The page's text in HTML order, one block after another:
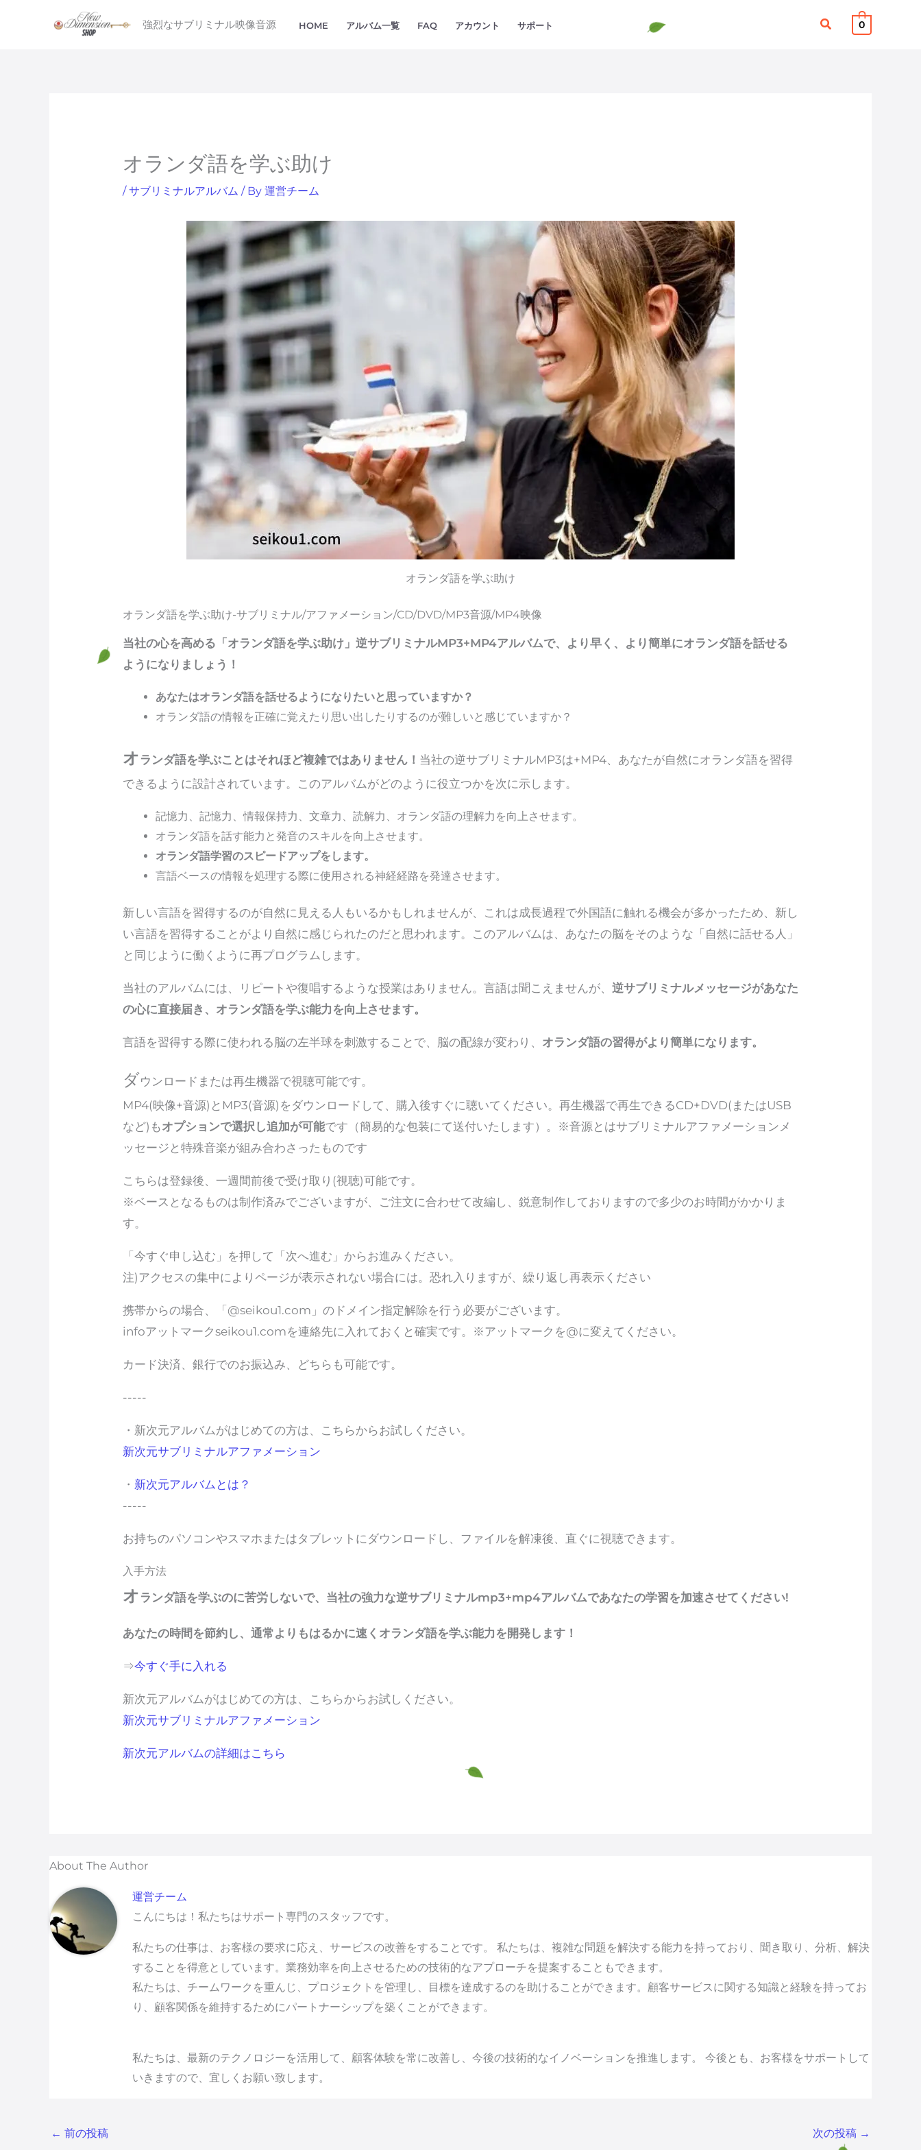
強烈なサブリミナル映像音源 HOME アルバム一覧 FAQ アカウント サポート
検
0
オランダ語を学ぶ助け
/サブリミナルアルバム / By 運営チーム
オランダ語を学ぶ助け
オランダ語を学ぶ助け-サブリミナル/アファメーション/CD/DVD/MP3音源/MP4映像
当社の心を高める「オランダ語を学ぶ助け」逆サブリミナルMP3+MP4アルバムで、より早く、より簡単にオランダ語を話せる
ようになりましょう！
あなたはオランダ語を話せるようになりたいと思っていますか？
オランダ語の情報を正確に覚えたり思い出したりするのが難しいと感じていますか？
オ ランダ語を学ぶことはそれほど複雑ではありません！ 当社の逆サブリミナルMP3は+MP4、あなたが自然にオランダ語を習得
できるように設計されています。このアルバムがどのように役立つかを次に示します。
記憶力、記憶力、情報保持力、文章力、読解力、オランダ語の理解力を向上させます。
オランダ語を話す能力と発音のスキルを向上させます。
オランダ語学習のスピードアップをします。
言語ベースの情報を処理する際に使用される神経経路を発達させます。
新しい言語を習得するのが自然に見える人もいるかもしれませんが、これは成長過程で外国語に触れる機会が多かったため、新し
い言語を習得することがより自然に感じられたのだと思われます。このアルバムは、あなたの脳をそのような「自然に話せる人」
と同じように働くように再プログラムします。
当社のアルバムには、リピートや復唱するような授業はありません。言語は聞こえませんが、 逆サブリミナルメッセージがあなた
の心に直接届き、オランダ語を学ぶ能力を向上させます。
言語を習得する際に使われる脳の左半球を刺激することで、脳の配線が変わり、 オランダ語の習得がより簡単になります。
ダウンロードまたは再生機器で視聴可能です。
MP4(映像+音源)とMP3(音源)をダウンロードして、購入後すぐに聴いてください。再生機器で再生できるCD+DVD(またはUSB
など)もオプションで選択し追加が可能です（簡易的な包装にて送付いたします）。※音源とはサブリミナルアファメーションメ
ッセージと特殊音楽が組み合わさったものです
こちらは登録後、一週間前後で受け取り(視聴)可能です。
※ベースとなるものは制作済みでございますが、ご注文に合わせて改編し、鋭意制作しておりますので多少のお時間がかかりま
す。
「今すぐ申し込む」を押して「次へ進む」からお進みください。
注)アクセスの集中によりページが表示されない場合には。恐れ入りますが、繰り返し再表示ください
携帯からの場合、「@seikou1.com」のドメイン指定解除を行う必要がございます。
infoアットマークseikou1.comを連絡先に入れておくと確実です。※アットマークを@に変えてください。
カード決済、銀行でのお振込み、どちらも可能です。
-----
・新次元アルバムがはじめての方は、こちらからお試しください。
新次元サブリミナルアファメーション
・ 新次元アルバムとは？
-----
お持ちのパソコンやスマホまたはタブレットにダウンロードし、ファイルを解凍後、直ぐに視聴できます。
入手方法
オ ランダ語を学ぶのに苦労しないで、当社の強力な逆サブリミナルmp3+mp4アルバムであなたの学習を加速させてください!
あなたの時間を節約し、通常よりもはるかに速くオランダ語を学ぶ能力を開発します！
⇒今すぐ手に入れる
新次元アルバムがはじめての方は、こちらからお試しください。
新次元サブリミナルアファメーション
新次元アルバムの詳細はこちら
About The Author
運営チーム
こんにちは！私たちはサポート専門のスタッフです。
私たちの仕事は、お客様の要求に応え、サービスの改善をすることです。 私たちは、複雑な問題を解決する能力を持っており、聞き取り、分析、解決
することを得意としています。業務効率を向上させるための技術的なアプローチを提案することもできます。
私たちは、チームワークを重んじ、プロジェクトを管理し、目標を達成するのを助けることができます。顧客サービスに関する知識と経験を持ってお
り、顧客関係を維持するためにパートナーシップを築くことができます。
私たちは、最新のテクノロジーを活用して、顧客体験を常に改善し、今後の技術的なイノベーションを推進します。 今後とも、お客様をサポートして
いきますので、宜しくお願い致します。
← 前の投稿 次の投稿 →